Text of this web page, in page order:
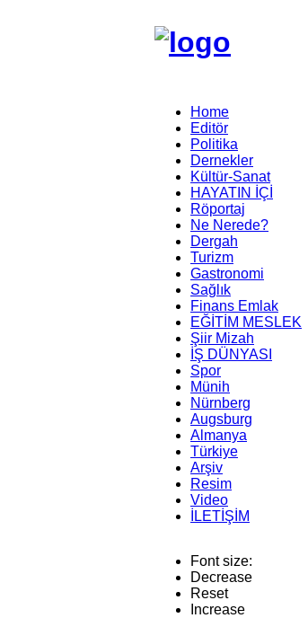
Home
Editör
Politika
Dernekler
Kültür-Sanat
HAYATIN İÇİ
Röportaj
Ne Nerede?
Dergah
Turizm
Gastronomi
Sağlık
Finans Emlak
EĞİTİM MESLEK
Şiir Mizah
İŞ DÜNYASI
Spor
Münih
Nürnberg
Augsburg
Almanya
Türkiye
Arşiv
Resim
Video
İLETİŞİM
Font size:
Decrease
Reset
Increase